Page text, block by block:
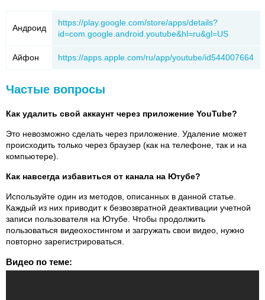
Андроид
https://play.google.com/store/apps/details?
id=com.google.android.youtube&hl=ru&gl=US
Айфон https://apps.apple.com/ru/app/youtube/id544007664
Частые вопросы
Как удалить свой аккаунт через приложение YouTube?
Это невозможно сделать через приложение. Удаление может
происходить только через браузер (как на телефоне, так и на
компьютере).
Как навсегда избавиться от канала на Ютубе?
Используйте один из методов, описанных в данной статье.
Каждый из них приводит к безвозвратной деактивации учетной
записи пользователя на Ютубе. Чтобы продолжить
пользоваться видеохостингом и загружать свои видео, нужно
повторно зарегистрироваться.
Видео по теме: